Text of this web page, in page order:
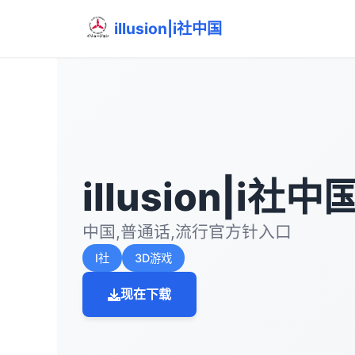
illusion|i社中国
illusion|i社中
中国,普通话,流行官方针入口
I社 3D游戏
现在下载